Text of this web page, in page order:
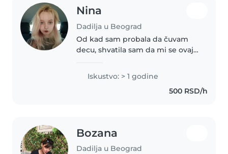
Nina
Dadilja u Beograd
Od kad sam probala da čuvam
decu, shvatila sam da mi se ovaj
Iskustvo: > 1 godine
500 RSD/h
Bozana
Dadilja u Beograd